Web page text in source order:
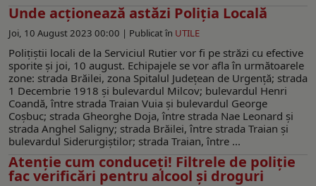
Unde acționează astăzi Poliția Locală
Joi, 10 August 2023 00:00 | Publicat în UTILE
Polițiștii locali de la Serviciul Rutier vor fi pe străzi cu efective
sporite și joi, 10 august. Echipajele se vor afla în următoarele
zone: strada Brăilei, zona Spitalul Județean de Urgență; strada
1 Decembrie 1918 și bulevardul Milcov; bulevardul Henri
Coandă, între strada Traian Vuia și bulevardul George
Coșbuc; strada Gheorghe Doja, între strada Nae Leonard și
strada Anghel Saligny; strada Brăilei, între strada Traian și
bulevardul Siderurgiștilor; strada Traian, între ...
Atenție cum conduceți! Filtrele de poliție
fac verificări pentru alcool și droguri